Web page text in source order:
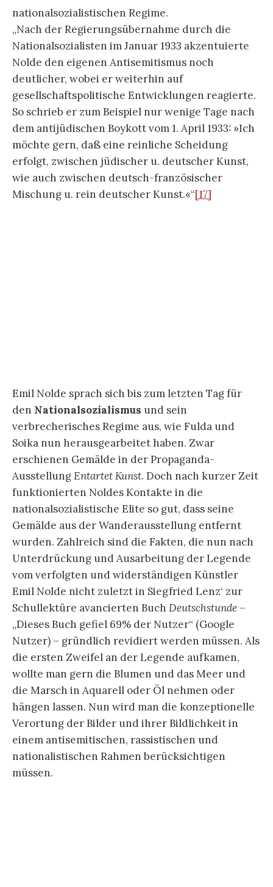
Schullektüre avancierten Buch
„Dieses Buch gefiel 69% der Nutzer“ (Google
Nutzer) – gründlich revidiert werden müssen. Als
die ersten Zweifel an der Legende aufkamen,
wollte man gern die Blumen und das Meer und
die Marsch in Aquarell oder Öl nehmen oder
hängen lassen. Nun wird man die konzeptionelle
Verortung der Bilder und ihrer Bildlichkeit in
einem antisemitischen, rassistischen und
nationalistischen Rahmen berücksichtigen
müssen.
His Circle: Figure and Form
. Einige Exemplare des
fast schon gänzlich vergriffenen Katalogs liegen
in The Ballery in der Nollendorfstraße vor. Der
Katalog enthält neben einer Timeline oder
Biographie Abbildungen und Einführungen zu
seinem Lehrer Hippolyte-Alexandre Michallon,
seiner Malerfreundin Edith Cromwell,
Brechthold Streeruwitz und Peter Coulter. Der
Direktor des Andy Warhol Museums, Thomas
Sokolowski, hat ein Vorwort beigesteuert. Bereits
2004 schrieb Gary L. Haller: „Bruce Sargeant is a
mythic figure in the modern art movement.“
Bruce Sargeant sogleich in einen